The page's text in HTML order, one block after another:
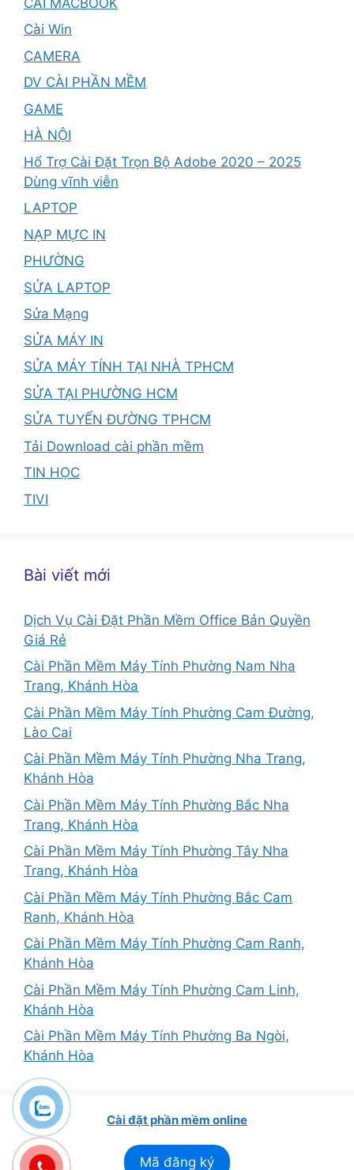
Cài Win
CAMERA
DV CÀI PHẦN MỀM
GAME
HÀ NỘI
Hổ Trợ Cài Đặt Trọn Bộ Adobe 2020 – 2025
Dùng vĩnh viễn
LAPTOP
NẠP MỰC IN
PHƯỜNG
SỬA LAPTOP
Sửa Mạng
SỬA MÁY IN
SỬA MÁY TÍNH TẠI NHÀ TPHCM
SỬA TẠI PHƯỜNG HCM
SỬA TUYẾN ĐƯỜNG TPHCM
Tải Download cài phần mềm
TIN HỌC
TIVI
Bài viết mới
Dịch Vụ Cài Đặt Phần Mềm Office Bản Quyền
Giá Rẻ
Cài Phần Mềm Máy Tính Phường Nam Nha
Trang, Khánh Hòa
Cài Phần Mềm Máy Tính Phường Cam Đường,
Lào Cai
Cài Phần Mềm Máy Tính Phường Nha Trang,
Khánh Hòa
Cài Phần Mềm Máy Tính Phường Bắc Nha
Trang, Khánh Hòa
Cài Phần Mềm Máy Tính Phường Tây Nha
Trang, Khánh Hòa
Cài Phần Mềm Máy Tính Phường Bắc Cam
Ranh, Khánh Hòa
Cài Phần Mềm Máy Tính Phường Cam Ranh,
Khánh Hòa
Cài Phần Mềm Máy Tính Phường Cam Linh,
Khánh Hòa
Cài Phần Mềm Máy Tính Phường Ba Ngòi,
Khánh Hòa
Cài đặt phần mềm online
Mã đăng ký